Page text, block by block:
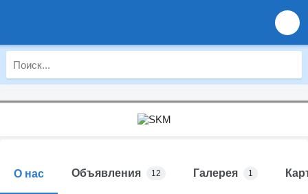
О нас Объявления 12 Галерея 1